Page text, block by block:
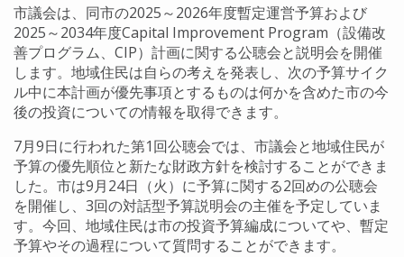
市議会は、同市の2025～2026年度暫定運営予算および
2025～2034年度Capital Improvement Program（設備改
善プログラム、CIP）計画に関する公聴会と説明会を開催
します。地域住民は自らの考えを発表し、次の予算サイク
ル中に本計画が優先事項とするものは何かを含めた市の今
後の投資についての情報を取得できます。
7月9日に行われた第1回公聴会では、市議会と地域住民が
予算の優先順位と新たな財政方針を検討することができま
した。市は9月24日（火）に予算に関する2回めの公聴会
を開催し、3回の対話型予算説明会の主催を予定していま
す。今回、地域住民は市の投資予算編成についてや、暫定
予算やその過程について質問することができます。